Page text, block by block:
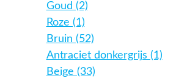
Goud (2)
Roze (1)
Bruin (52)
Antraciet donkergrijs (1)
Beige (33)